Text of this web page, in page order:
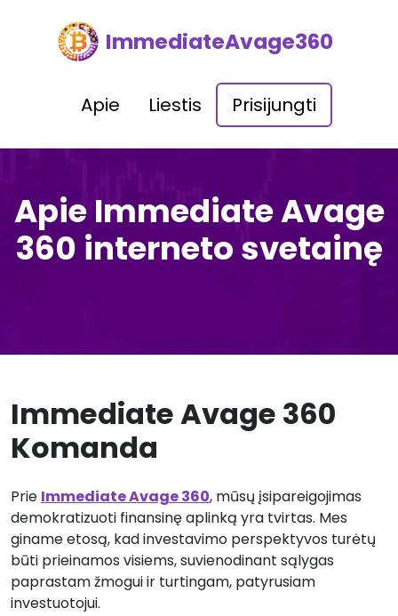
ImmediateAvage360
Apie Liestis Prisijungti
Apie Immediate Avage
360 interneto svetainę
Immediate Avage 360
Komanda
Prie Immediate Avage 360, mūsų įsipareigojimas
demokratizuoti finansinę aplinką yra tvirtas. Mes
giname etosą, kad investavimo perspektyvos turėtų
būti prieinamos visiems, suvienodinant sąlygas
paprastam žmogui ir turtingam, patyrusiam
investuotojui.